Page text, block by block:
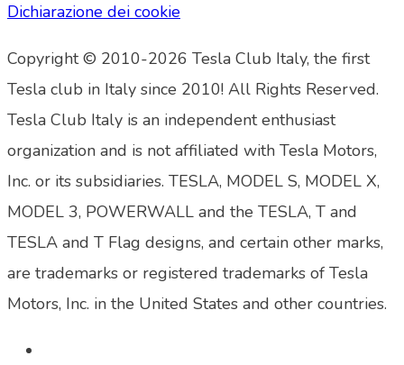
Dichiarazione dei cookie
Copyright © 2010-2026 Tesla Club Italy, the first
Tesla club in Italy since 2010! All Rights Reserved.
Tesla Club Italy is an independent enthusiast
organization and is not affiliated with Tesla Motors,
Inc. or its subsidiaries. TESLA, MODEL S, MODEL X,
MODEL 3, POWERWALL and the TESLA, T and
TESLA and T Flag designs, and certain other marks,
are trademarks or registered trademarks of Tesla
Motors, Inc. in the United States and other countries.